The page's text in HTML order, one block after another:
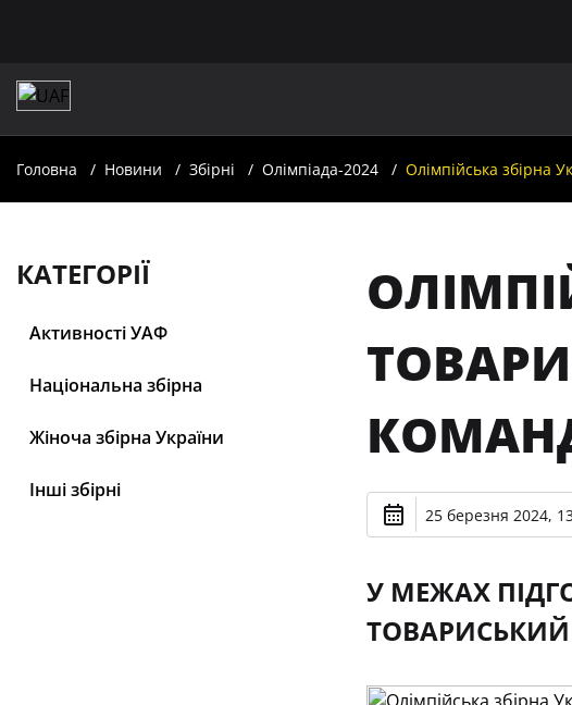
Головна Новини Збірні Олімпіада-2024 Олімпійська збірна
КАТЕГОРІЇ
Активності УАФ
Національна збірна
Жіноча збірна України
Інші збірні
25 березня 2024,
У МЕЖАХ